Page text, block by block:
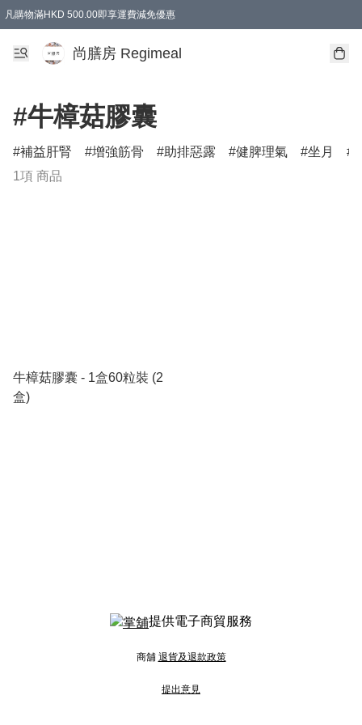
凡購物滿HKD 500.00即享運費減免優惠
尚膳房 Regimeal
#牛樟菇膠囊
補益肝腎 增強筋骨 助排惡露 健脾理氣 坐月
1項 商品
牛樟菇膠囊 - 1盒60粒裝 (2
盒)
提供電子商貿服務
商舖 退貨及退款政策
提出意見